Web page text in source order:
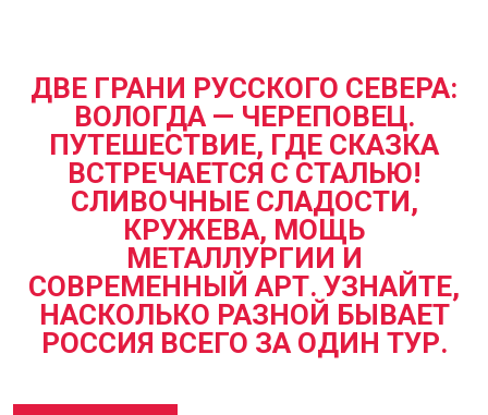
ДВЕ ГРАНИ РУССКОГО СЕВЕРА:
ВОЛОГДА — ЧЕРЕПОВЕЦ.
ПУТЕШЕСТВИЕ, ГДЕ СКАЗКА
ВСТРЕЧАЕТСЯ С СТАЛЬЮ!
СЛИВОЧНЫЕ СЛАДОСТИ,
КРУЖЕВА, МОЩЬ
МЕТАЛЛУРГИИ И
СОВРЕМЕННЫЙ АРТ. УЗНАЙТЕ,
НАСКОЛЬКО РАЗНОЙ БЫВАЕТ
РОССИЯ ВСЕГО ЗА ОДИН ТУР.